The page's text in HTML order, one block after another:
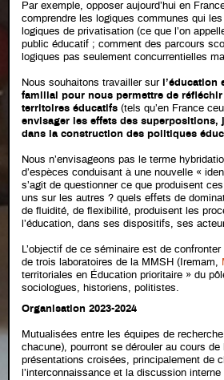
Par exemple, opposer aujourd’hui en
comprendre les logiques communes qui
logiques de privatisation (ce que l’on
public éducatif ; comment des parcours
logiques pas seulement concurrentielles
Nous souhaitons travailler sur
familial pour nous permettre de
territoires éducatifs (tels qu’en France
envisager les effets des
dans la construction des politiques
Nous n’envisageons pas le terme
d’espèces conduisant à une nouvelle «
s’agit de questionner ce que produisent
uns sur les autres ? quels effets de
de fluidité, de flexibilité, produisent les
l’éducation, dans ses dispositifs, ses
L’objectif de ce séminaire est de
de trois laboratoires de la MMSH (Iremam,
territoriales en Éducation prioritaire » du
sociologues, historiens, politistes.
Organisation 2023-2024
Mutualisées entre les équipes de
chacune), pourront se dérouler au cours
présentations croisées, principalement de
l’interconnaissance et la discussion